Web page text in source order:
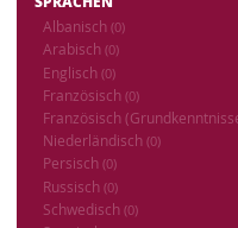
Albanisch (0)
Arabisch (0)
Englisch (0)
Französisch (0)
Französisch
Niederländisch (0)
Persisch (0)
Russisch (0)
Schwedisch (0)